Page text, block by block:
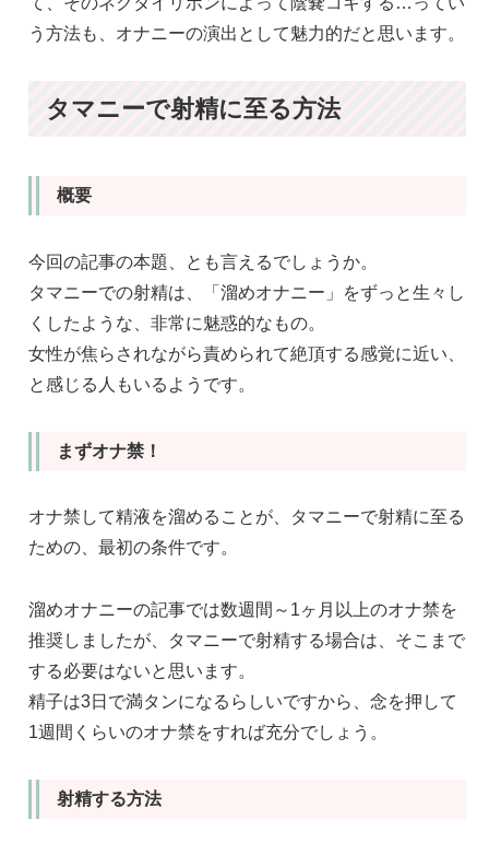
う方法も、オナニーの演出として魅力的だと思います。
タマニーで射精に至る方法
概要
今回の記事の本題、とも言えるでしょうか。
タマニーでの射精は、「溜めオナニー」をずっと生々し
くしたような、非常に魅惑的なもの。
女性が焦らされながら責められて絶頂する感覚に近い、
と感じる人もいるようです。
まずオナ禁！
オナ禁して精液を溜めることが、タマニーで射精に至る
ための、最初の条件です。
溜めオナニーの記事では数週間～1ヶ月以上のオナ禁を
推奨しましたが、タマニーで射精する場合は、そこまで
する必要はないと思います。
精子は3日で満タンになるらしいですから、念を押して
1週間くらいのオナ禁をすれば充分でしょう。
射精する方法